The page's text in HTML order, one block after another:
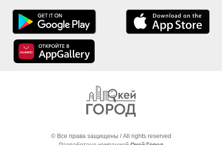
© Все права защищены / All rights reserved